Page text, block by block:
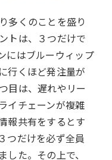
多くのことを盛り
トは、３つだけで
にはブルーウィップ
行くほど発注量が
目は、遅れやリー
イチェーンが複雑
報共有をするとす
つだけを必ず全員
た。その上で、